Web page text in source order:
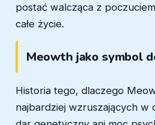
postać walcząca z
całe życie.
Meowth jako symbol
Historia tego, dlaczego
najbardziej wzruszających w